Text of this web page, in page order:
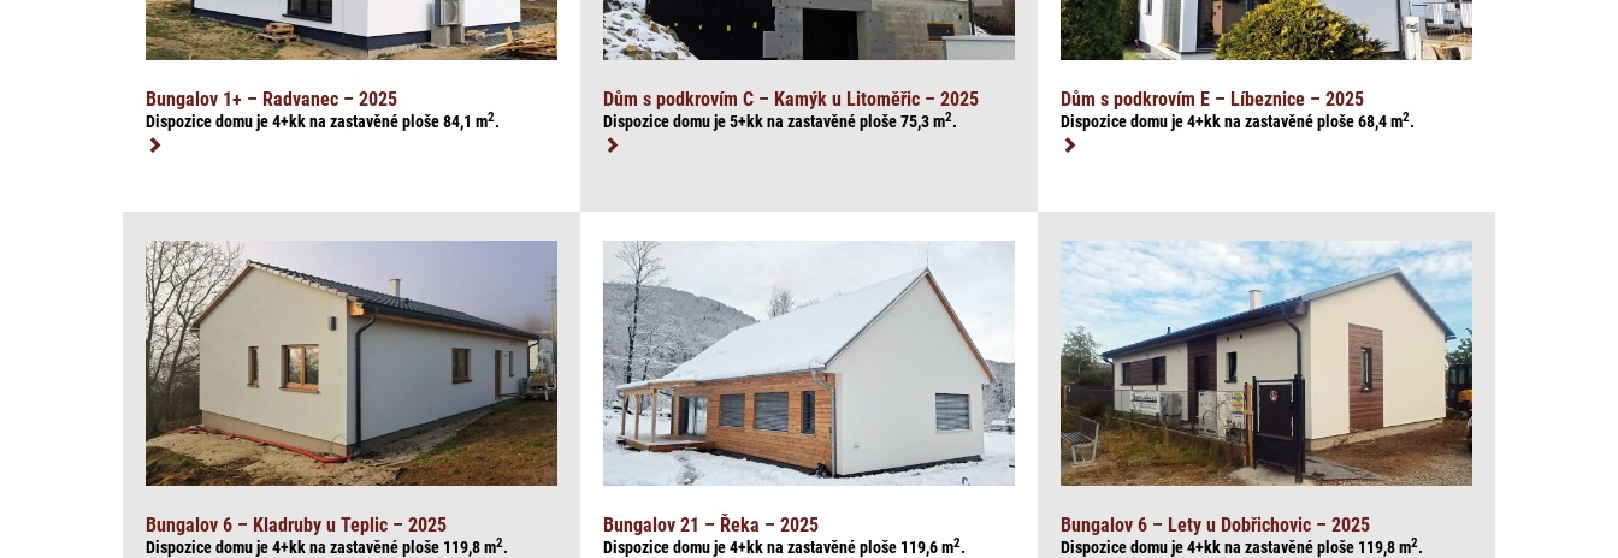
Bungalov 1+ – Radvanec – 2025
Dispozice domu je 4+kk na zastavěné ploše 84,1 m2.
Dům s podkrovím C – Kamýk u Litoměřic – 2025
Dispozice domu je 5+kk na zastavěné ploše 75,3m2.
Dům s podkrovím E – Líbeznice – 2025
Dispozice domu je 4+kk na zastavěné ploše 68,4m2.
Bungalov 6 – Kladruby u Teplic – 2025
Dispozice domu je 4+kk na zastavěné ploše 119,8m2.
Bungalov 21 – Řeka – 2025
Dispozice domu je 4+kk na zastavěné ploše 119,6m2.
Bungalov 6 – Lety u Dobřichovic – 2025
Dispozice domu je 4+kk na zastavěné ploše 119,8m2.